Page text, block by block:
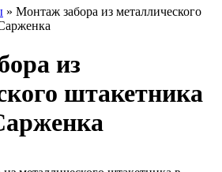
» Монтаж забора из металлического
из
штакетника